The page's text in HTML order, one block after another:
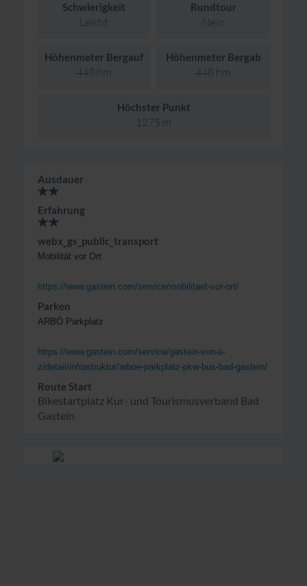
Schwierigkeit
Leicht
Rundtour
Nein
Höhenmeter Bergauf
448 hm
Höhenmeter Bergab
448 hm
Höchster Punkt
1275 m
Ausdauer
Erfahrung
webx_gs_public_transport
Mobilität vor Ort
https://www.gastein.com/service/mobilitaet-vor-ort/
Parken
ARBÖ Parkplatz
https://www.gastein.com/service/gastein-von-a-
z/detail/infrastruktur/arboe-parkplatz-pkw-bus-bad-gastein/
Route Start
Bikestartplatz Kur- und Tourismusverband Bad
Gastein